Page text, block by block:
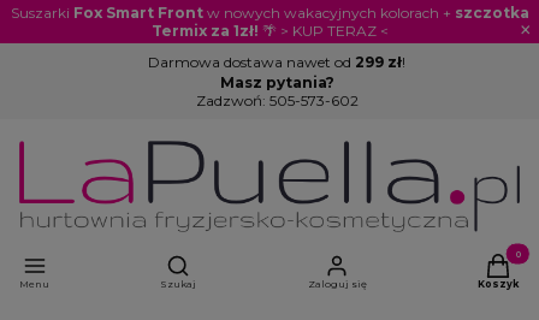
Suszarki Fox Smart Frontw nowych wakacyjnych kolorach + szczotka
Termix za 1zł! 🌴 > KUP TERAZ < ×
Darmowa dostawa nawet od 299 zł!
Masz pytania?
Zadzwoń: 505-573-602
Menu
Otwórz wyszukiwarkę
Szukaj Zaloguj się Koszyk